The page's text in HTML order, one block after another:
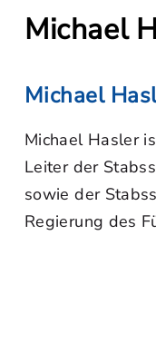
Michael
Michael
Michael Hasler
Leiter der
sowie der
Regierung des